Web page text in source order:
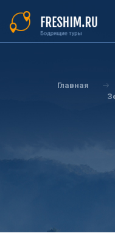
основному
содержанию
Главная